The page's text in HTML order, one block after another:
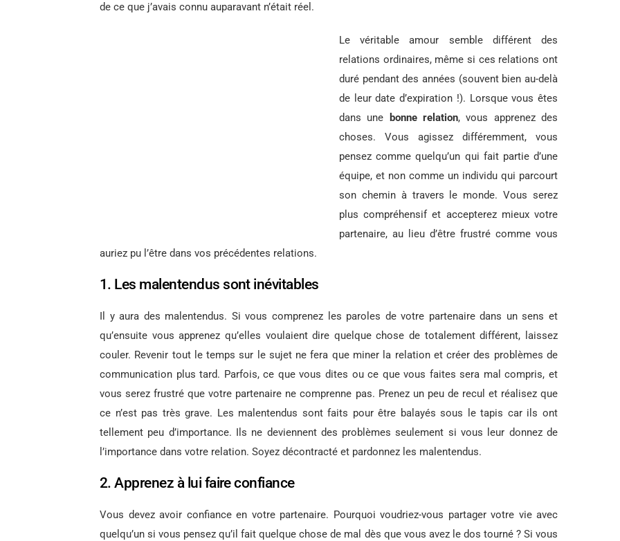
de ce que j’avais connu auparavant n’était réel.
Le véritable amour semble différent des
relations ordinaires, même si ces relations ont
duré pendant des années (souvent bien au-delà
de leur date d’expiration !). Lorsque vous êtes
dans une
bonne relation, vous apprenez des
choses. Vous agissez différemment, vous
pensez comme quelqu’un qui fait partie d’une
équipe, et non comme un individu qui parcourt
son chemin à travers le monde. Vous serez
plus compréhensif et accepterez mieux votre
partenaire, au lieu d’être frustré comme vous
auriez pu l’être dans vos précédentes relations.
1. Les malentendus sont inévitables
Il y aura des malentendus. Si vous comprenez les paroles de votre partenaire dans un sens et
qu’ensuite vous apprenez qu’elles voulaient dire quelque chose de totalement différent, laissez
couler. Revenir tout le temps sur le sujet ne fera que miner la relation et créer des problèmes de
communication plus tard. Parfois, ce que vous dites ou ce que vous faites sera mal compris, et
vous serez frustré que votre partenaire ne comprenne pas. Prenez un peu de recul et réalisez que
ce n’est pas très grave. Les malentendus sont faits pour être balayés sous le tapis car ils ont
tellement peu d’importance. Ils ne deviennent des problèmes seulement si vous leur donnez de
l’importance dans votre relation. Soyez décontracté et pardonnez les malentendus.
2. Apprenez à lui faire confiance
Vous devez avoir confiance en votre partenaire. Pourquoi voudriez-vous partager votre vie avec
quelqu’un si vous pensez qu’il fait quelque chose de mal dès que vous avez le dos tourné ? Si vous